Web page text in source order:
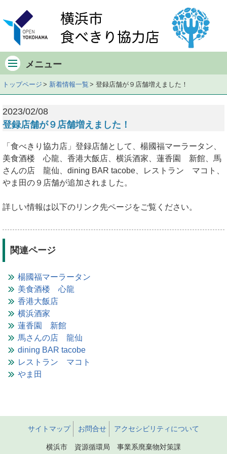
イ
ニ
ュ
の
内
メニュー
トップページ 新着情報一覧 登録店舗が９店舗増えました！
2023/02/08
登録店舗が９店舗増えました！
「食べきり協力店」登録店舗として、楊國福マーラータン、
美食酒楼 心龍、香港大飯店、横浜酒家、蓮香園 新館、馬
さんの店 龍仙、dining BAR tacobe、レストラン マコト、
やま田の９店舗が追加されました。
詳しい情報は以下のリンク先ページをご覧ください。
関連ページ
楊國福マーラータン
美食酒楼 心龍
香港大飯店
横浜酒家
蓮香園 新館
馬さんの店 龍仙
dining BAR tacobe
レストラン マコト
やま田
サイトマップ お問合せ アクセシビリティについて
横浜市 資源循環局 事業系廃棄物対策課